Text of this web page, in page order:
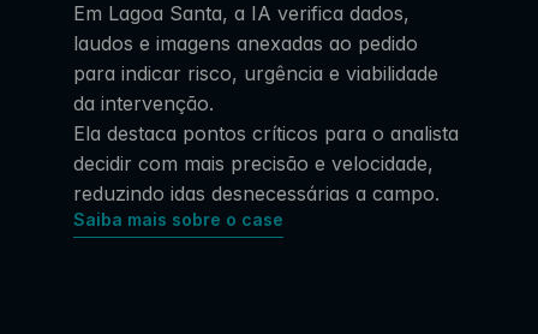
Em Lagoa Santa, a IA verifica dados,
laudos e imagens anexadas ao pedido
para indicar risco, urgência e viabilidade
da intervenção.
Ela destaca pontos críticos para o analista
decidir com mais precisão e velocidade,
reduzindo idas desnecessárias a campo.
Saiba mais sobre o case